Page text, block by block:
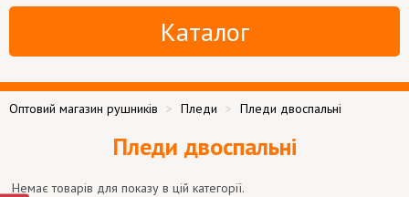
Каталог
Оптовий магазин рушників Пледи Пледи двоспальні
Пледи двоспальні
Немає товарів для показу в цій категорії.